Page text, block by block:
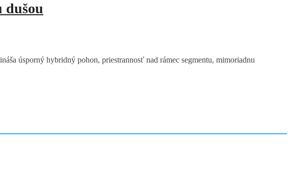
dušou
úsporný hybridný pohon, priestrannosť nad rámec segmentu, mimoriadnu